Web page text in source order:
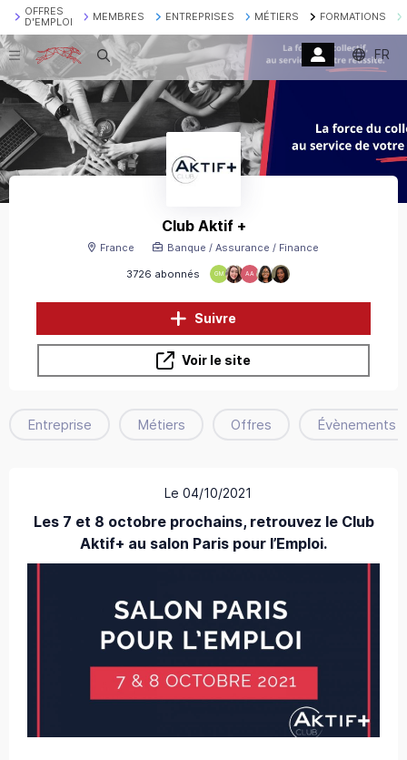
OFFRES
D'EMPLOI
MEMBRES ENTREPRISES MÉTIERS FORMATIONS
Recherche FR
Club Aktif +
3726 abonnés GM AA
France Banque / Assurance / Finance
Suivre
Voir le site
Entreprise Métiers Offres Évènements
Le 04/10/2021
Les 7 et 8 octobre prochains, retrouvez le Club
Aktif+ au salon Paris pour l’Emploi.